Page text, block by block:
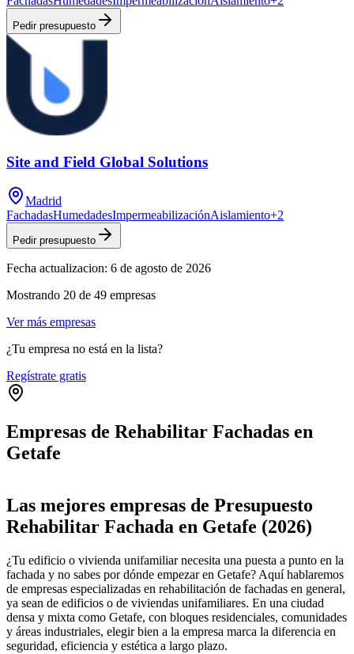
Pedir presupuesto
Site and Field Global Solutions
Madrid
FachadasHumedadesImpermeabilizaciónAislamiento+2
Pedir presupuesto
Fecha actualizacion: 6 de agosto de 2026
Mostrando 20 de 49 empresas
Ver más empresas
¿Tu empresa no está en la lista?
Regístrate gratis
Empresas de Rehabilitar Fachadas en
Getafe
+
−
Las mejores empresas de Presupuesto
Rehabilitar Fachada en Getafe (2026)
¿Tu edificio o vivienda unifamiliar necesita una puesta a punto en la
fachada y no sabes por dónde empezar en Getafe? Aquí hablaremos
de empresas especializadas en rehabilitación de fachadas en general,
ya sean de edificios o de viviendas unifamiliares. En una ciudad
densa y mixta como Getafe, con bloques residenciales, comunidades
y áreas industriales, elegir bien a la empresa marca la diferencia en
seguridad, eficiencia y estética a largo plazo.